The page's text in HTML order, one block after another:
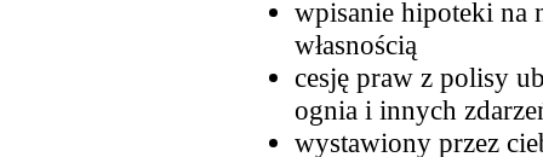
wpisanie hipoteki na
własnością
cesję praw z polisy
ognia i innych
wystawiony przez